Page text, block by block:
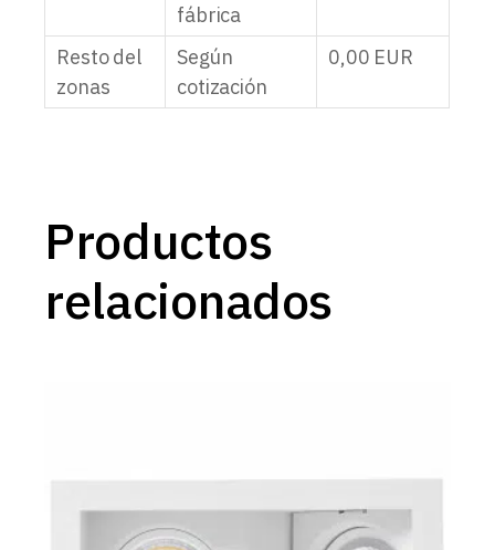
fábrica
Resto del
zonas
Según
cotización
0,00 EUR
Productos
relacionados